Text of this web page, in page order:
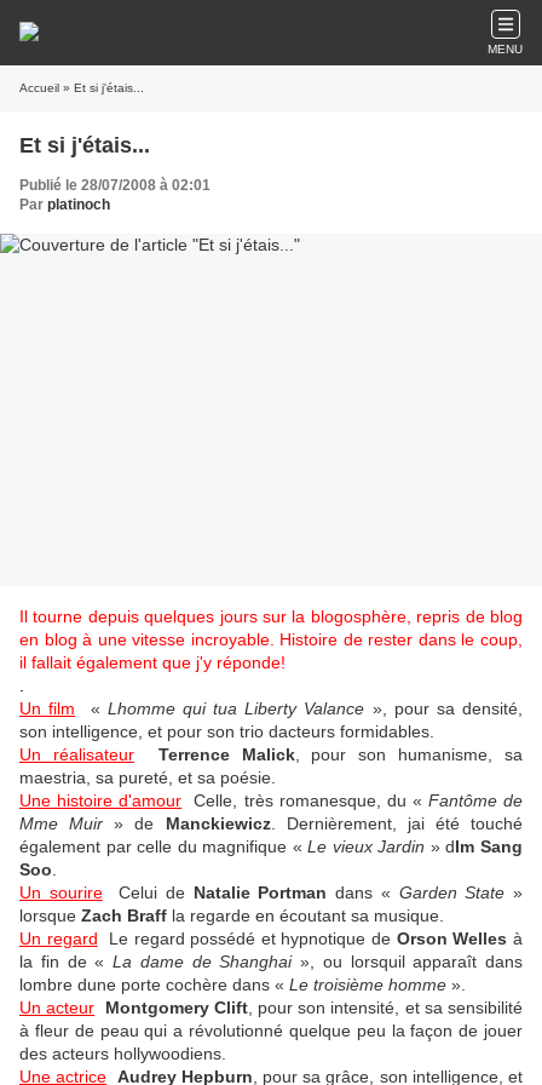
MENU
Accueil » Et si j'étais...
Et si j'étais...
Publié le 28/07/2008 à 02:01
Par platinoch
Il tourne depuis quelques jours sur la blogosphère, repris de blog
en blog à une vitesse incroyable. Histoire de rester dans le coup,
il fallait également que j'y réponde!
Un film « Lhomme qui tua Liberty Valance », pour sa densité,
son intelligence, et pour son trio dacteurs formidables.
Un réalisateur
Terrence Malick, pour son humanisme, sa
maestria, sa pureté, et sa poésie.
Une histoire d'amour Celle, très romanesque, du « Fantôme de
Mme Muir » de Manckiewicz. Dernièrement, jai été touché
également par celle du magnifique «Le vieux Jardin » dIm Sang
Soo
Un sourireCelui de Natalie Portman dans « Garden State »
lorsque Zach Braff la regarde en écoutant sa musique.
Un regard Le regard possédé et hypnotique de Orson Welles à
la fin de « La dame de Shanghai», ou lorsquil apparaît dans
lombre dune porte cochère dans « Le troisième homme ».
Un acteur
Montgomery Clift, pour son intensité, et sa sensibilité
à fleur de peau qui a révolutionné quelque peu la façon de jouer
des acteurs hollywoodiens.
Une actrice Audrey Hepburn , pour sa grâce, son intelligence, et